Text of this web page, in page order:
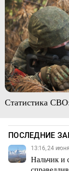
Статистика
ПОСЛЕДНИЕ
13:16, 24
Нальчик и